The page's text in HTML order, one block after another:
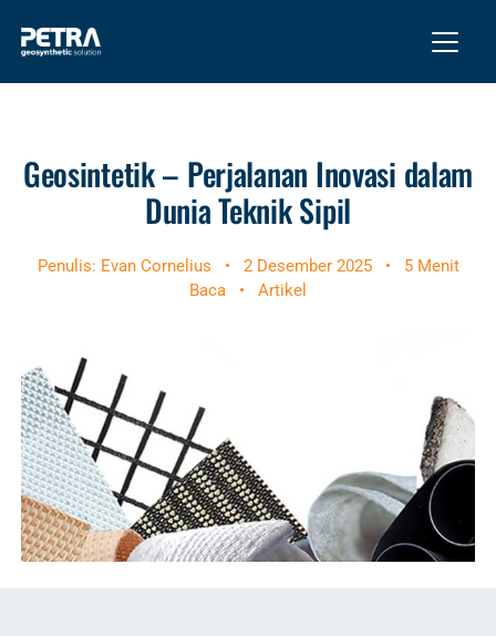
Geosintetik – Perjalanan Inovasi dalam
Dunia Teknik Sipil
Penulis: Evan Cornelius • 2 Desember 2025 •
5 Menit
Baca
• Artikel